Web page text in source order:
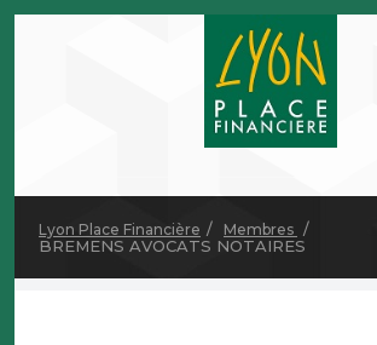
Lyon Place Financière Membres
BREMENS AVOCATS NOTAIRES